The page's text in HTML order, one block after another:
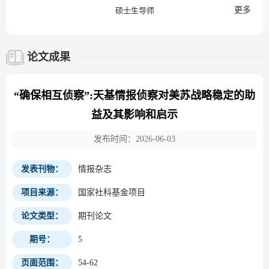
硕士生导师 更多
论文成果
“确保相互侦察”:天基情报侦察对美苏战略稳定的助
益及其影响和启示
发布时间：2026-06-03
发表刊物： 情报杂志
项目来源： 国家社科基金项目
论文类型： 期刊论文
期号： 5
页面范围： 54-62